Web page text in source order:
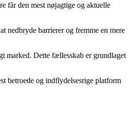
får den mest nøjagtige og aktuelle
nedbryde barrierer og fremme en mere
marked. Dette fællesskab er grundlaget
betroede og indflydelsesrige platform